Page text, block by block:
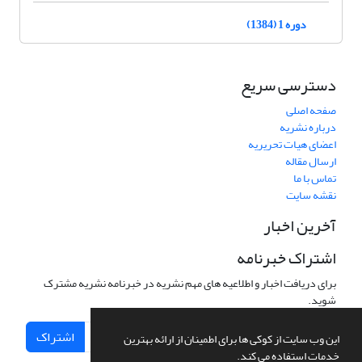
این وب سایت از کوکی ها برای اطمینان از ارائه بهترین
خدمات استفاده می کند.
دوره 1 (1384)
دسترسی سریع
صفحه اصلی
درباره نشریه
اعضای هیات تحریریه
ارسال مقاله
تماس با ما
نقشه سایت
آخرین اخبار
اشتراک خبرنامه
برای دریافت اخبار و اطلاعیه های مهم نشریه در خبرنامه نشریه مشترک
شوید.
اشتراک